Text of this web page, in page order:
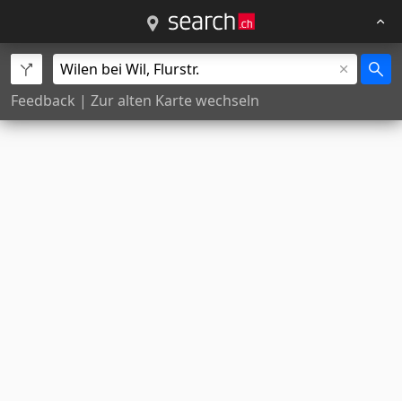
Feedback | Zur alten Karte wechseln